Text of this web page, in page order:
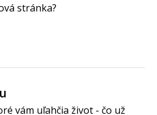
stránka?
vám uľahčia život - čo už